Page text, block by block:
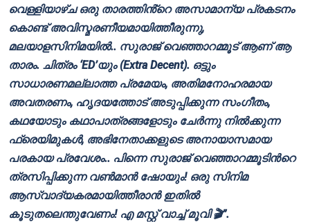
വെള്ളിയാഴ്ച ഒരു താരത്തിൻ്റെ അസാമാന്യ പ്രകടനം
കൊണ്ട് അവിസ്മരണീയമായിത്തീരുന്നു,
മലയാളസിനിമയിൽ.. സുരാജ് വെഞ്ഞാറമ്മൂട് ആണ് ആ
താരം. ചിത്രം ‘ED’യും (Extra Decent). ഒട്ടും
സാധാരണമല്ലാത്ത പ്രമേയം, അതിമനോഹരമായ
അവതരണം, ഹൃദയത്തോട് അടുപ്പിക്കുന്ന സംഗീതം,
കഥയോടും കഥാപാത്രങ്ങളോടും ചേർന്നു നിൽക്കുന്ന
ഫ്രെയിമുകൾ, അഭിനേതാക്കളുടെ അനായാസമായ
പരകായ പ്രവേശം.. പിന്നെ സുരാജ് വെഞ്ഞാറമ്മൂടിൻറെ
ത്രസിപ്പിക്കുന്ന വൺമാൻ ഷോയും! ഒരു സിനിമ
ആസ്വാദ്യകരമായിത്തീരാൻ ഇതിൽ
കൂടുതലെന്തുവേണം! എ മസ്റ്റ് വാച്ച് മൂവി 🎬”.